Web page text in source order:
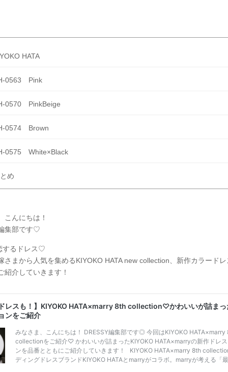
HATA
0563 Pink
0570 PinkBeige
0574 Brown
0575 White×Black
め
こんにちは！
集部です♡
するドレス♡
さまから人気を集めるKIYOKO HATA new collection、新作カラードレ
紹介していきます！